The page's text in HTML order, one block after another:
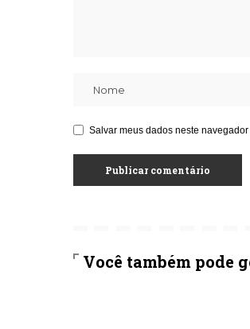
Salvar meus dados neste
Você também pode